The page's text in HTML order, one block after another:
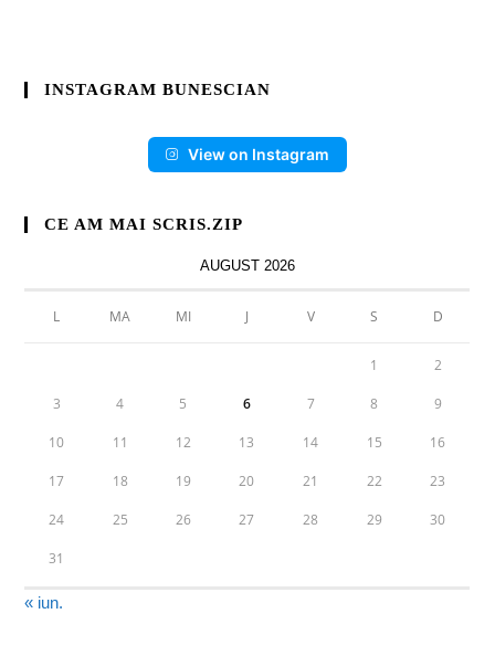
INSTAGRAM BUNESCIAN
View on Instagram
CE AM MAI SCRIS.ZIP
AUGUST 2026
L MA MI J V S D
1 2
3 4 5 6 7 8 9
10 11 12 13 14 15 16
17 18 19 20 21 22 23
24 25 26 27 28 29 30
31
« iun.